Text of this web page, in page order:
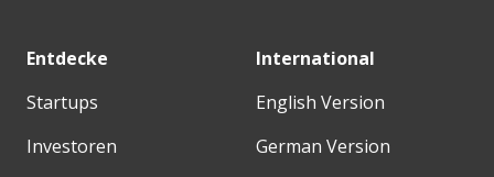
Entdecke
Startups
Investoren
International
English Version
German Version